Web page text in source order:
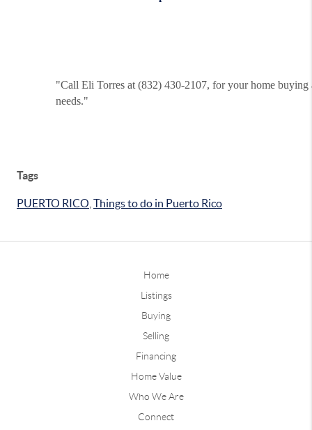
"Call Eli Torres at (832) 430-2107, for your home buying
needs."
Tags
PUERTO RICO Things to do in Puerto Rico
Home
Listings
Buying
Selling
Financing
Home Value
Who We Are
Connect